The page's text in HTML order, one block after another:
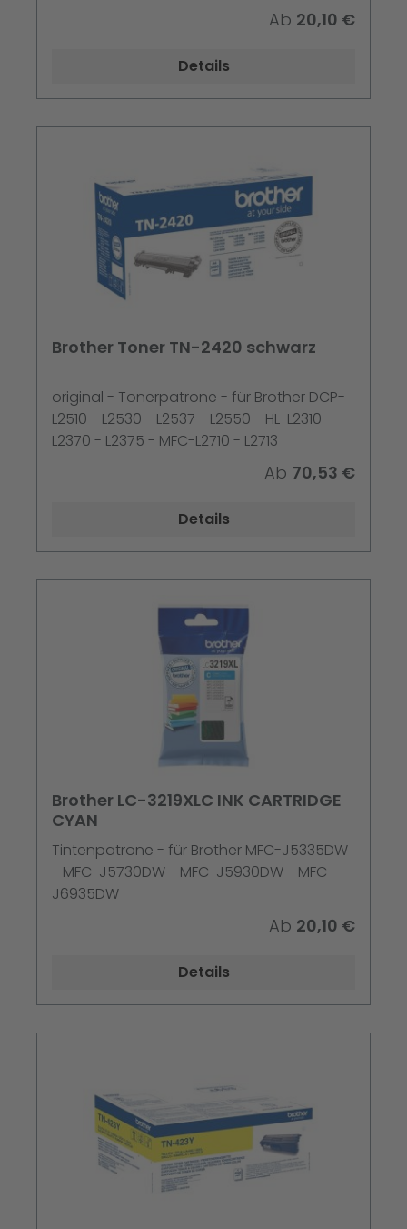
Ab 20,10 €
Details
Brother Toner TN-2420 schwarz
original - Tonerpatrone - für Brother DCP-
L2510 - L2530 - L2537 - L2550 - HL-L2310 -
L2370 - L2375 - MFC-L2710 - L2713
Ab 70,53 €
Details
Brother LC-3219XLC INK CARTRIDGE
CYAN
Tintenpatrone - für Brother MFC-J5335DW
- MFC-J5730DW - MFC-J5930DW - MFC-
J6935DW
Ab 20,10 €
Details